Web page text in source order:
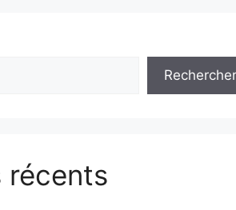
Rechercher
récents